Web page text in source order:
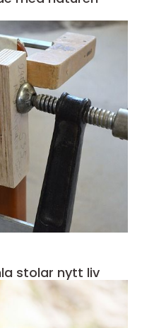
får gamla stolar nytt liv